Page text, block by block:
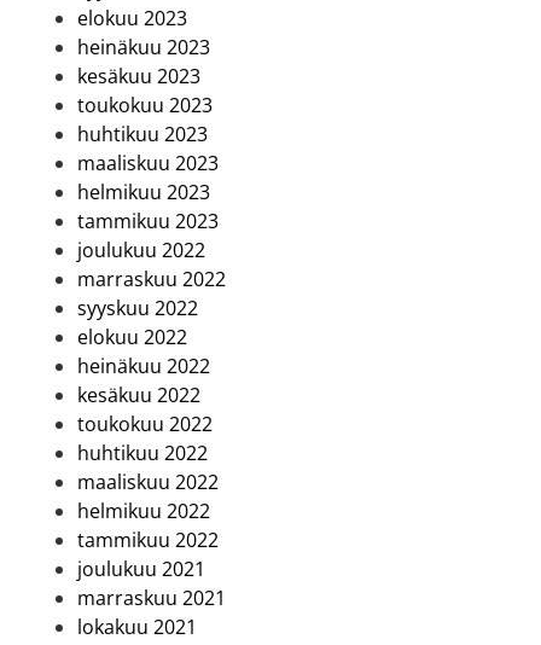
elokuu 2023
heinäkuu 2023
kesäkuu 2023
toukokuu 2023
huhtikuu 2023
maaliskuu 2023
helmikuu 2023
tammikuu 2023
joulukuu 2022
marraskuu 2022
syyskuu 2022
elokuu 2022
heinäkuu 2022
kesäkuu 2022
toukokuu 2022
huhtikuu 2022
maaliskuu 2022
helmikuu 2022
tammikuu 2022
joulukuu 2021
marraskuu 2021
lokakuu 2021